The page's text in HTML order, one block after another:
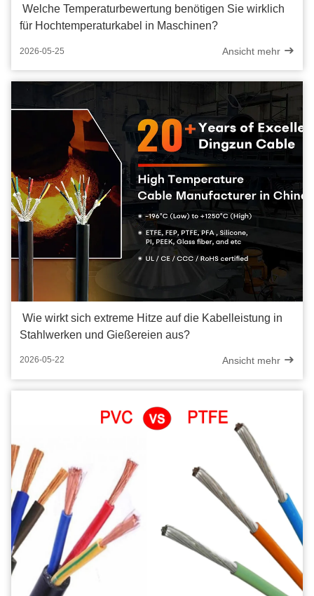
Welche Temperaturbewertung benötigen Sie wirklich
für Hochtemperaturkabel in Maschinen?
2026-05-25 Ansicht mehr
Wie wirkt sich extreme Hitze auf die Kabelleistung in
Stahlwerken und Gießereien aus?
2026-05-22 Ansicht mehr